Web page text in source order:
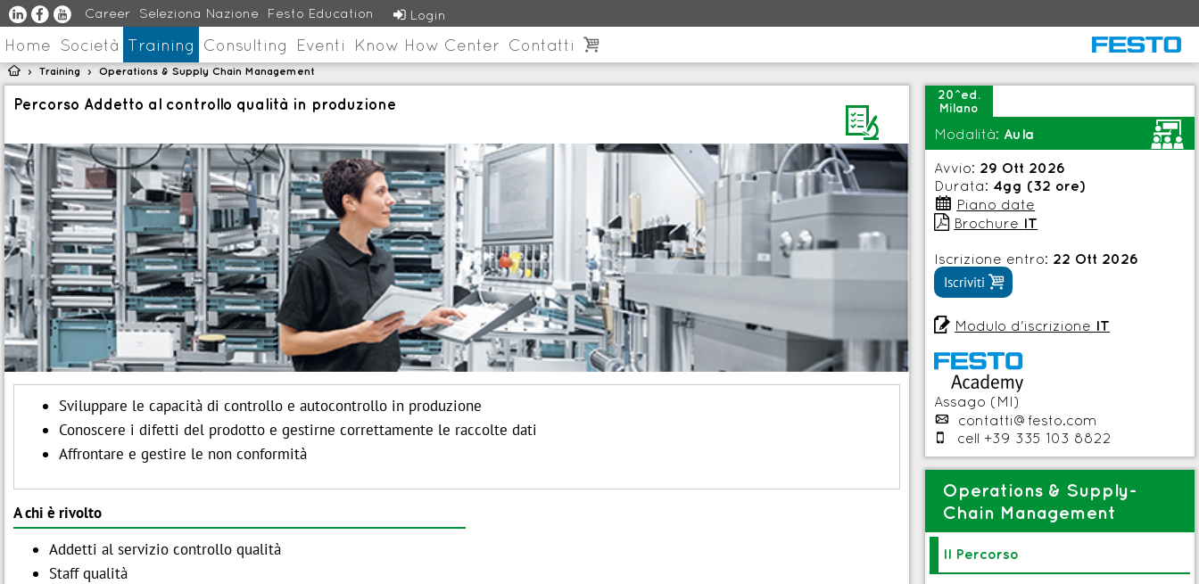
u s v Career Seleziona Nazione Festo Education  Login
Home Società Training Consulting Eventi Know How Center Contatti 
 > Training > Operations & Supply Chain Management
Percorso Addetto al controllo qualità in produzione I
Sviluppare le capacità di controllo e autocontrollo in produzione
Conoscere i difetti del prodotto e gestirne correttamente le raccolte dati
Affrontare e gestire le non conformità
A chi è rivolto
Addetti al servizio controllo qualità
Staff qualità
20^ed.
Milano
Modalità: Aula <
Avvio: 29 Ott 2026
Durata: 4gg (32 ore)
: Piano date
 Brochure IT
Iscrizione entro: 22 Ott 2026
Iscriviti 
 Modulo d'iscrizione IT
Assago (MI)
p
contatti@festo.com

cell +39 335 103 8822
Operations & Supply-
Chain Management
Il Percorso